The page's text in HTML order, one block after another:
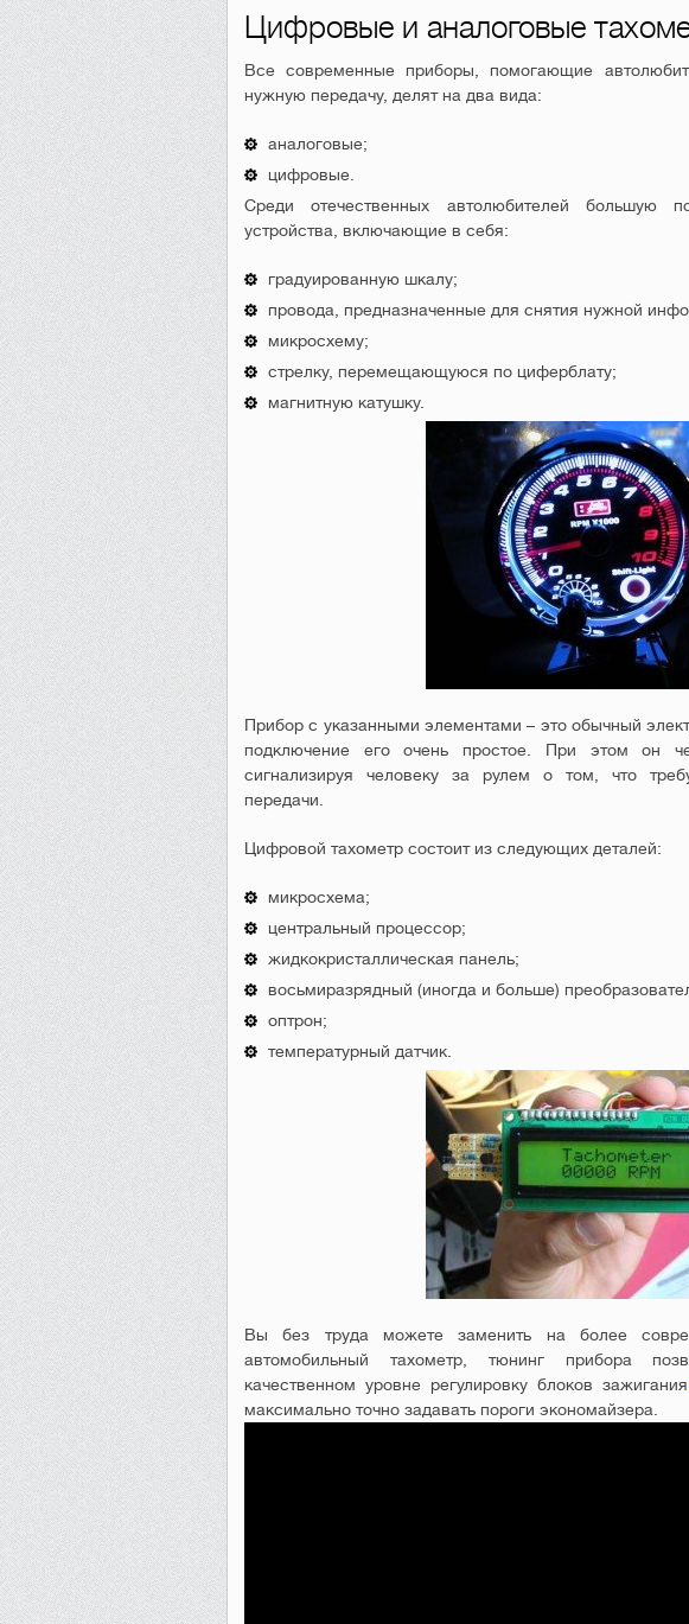
Цифровые и аналоговые
Все современные приборы, помогающие
нужную передачу, делят на два вида:
аналоговые;
цифровые.
Среди отечественных автолюбителей большую
устройства, включающие в себя:
градуированную шкалу;
провода, предназначенные для снятия нужной
микросхему;
стрелку, перемещающуюся по циферблату;
магнитную катушку.
Прибор с указанными элементами – это обычный
подключение его очень простое. При этом он
сигнализируя человеку за рулем о том, что
передачи.
Цифровой тахометр состоит из следующих деталей:
микросхема;
центральный процессор;
жидкокристаллическая панель;
восьмиразрядный (иногда и больше)
оптрон;
температурный датчик.
Вы без труда можете заменить на более
автомобильный тахометр, тюнинг прибора
качественном уровне регулировку блоков зажигания
максимально точно задавать пороги экономайзера.